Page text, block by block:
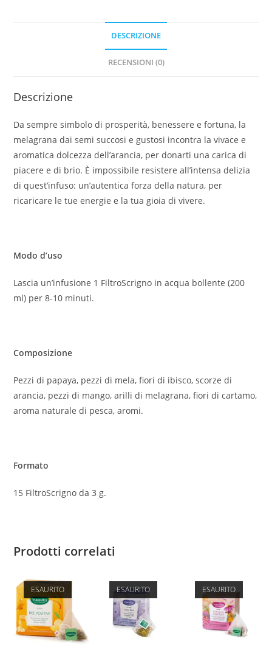
DESCRIZIONE
RECENSIONI (0)
Descrizione
Da sempre simbolo di prosperità, benessere e fortuna, la
melagrana dai semi succosi e gustosi incontra la vivace e
aromatica dolcezza dell’arancia, per donarti una carica di
piacere e di brio. È impossibile resistere all’intensa delizia
di quest’infuso: un’autentica forza della natura, per
ricaricare le tue energie e la tua gioia di vivere.
Modo d’uso
Lascia un’infusione 1 FiltroScrigno in acqua bollente (200
ml) per 8-10 minuti.
Composizione
Pezzi di papaya, pezzi di mela, fiori di ibisco, scorze di
arancia, pezzi di mango, arilli di melagrana, fiori di cartamo,
aroma naturale di pesca, aromi.
Formato
15 FiltroScrigno da 3 g.
Prodotti correlati
ESAURITO ESAURITO ESAURITO